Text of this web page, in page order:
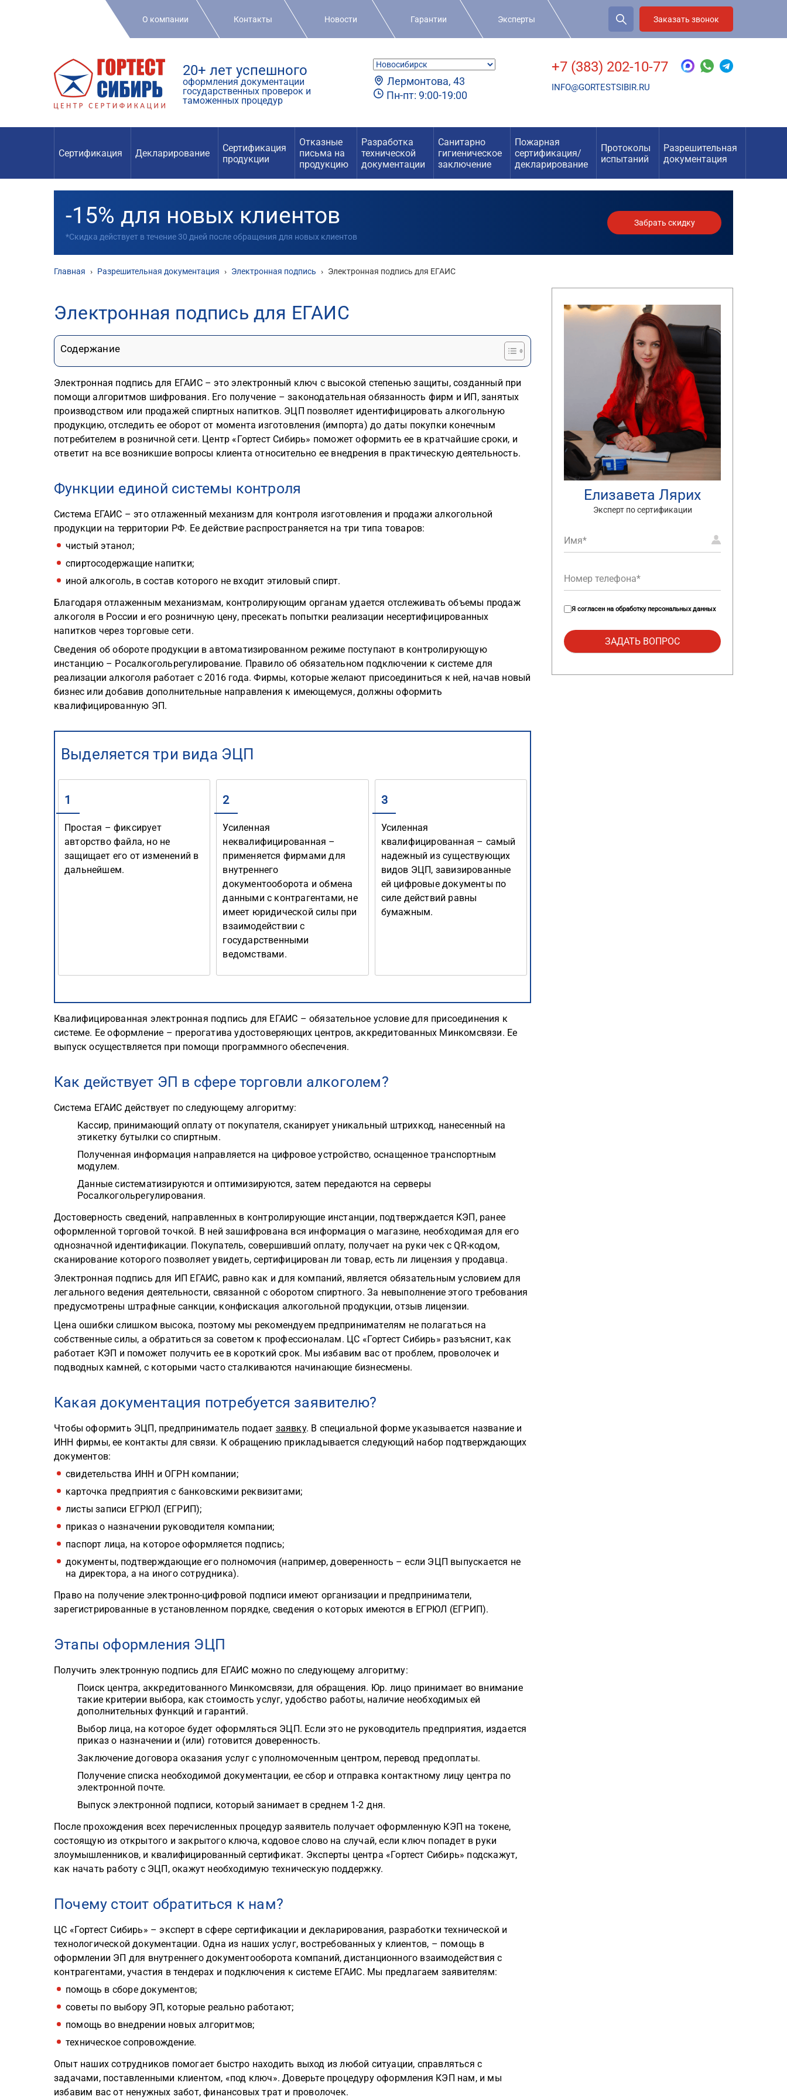
О компании Контакты Новости Гарантии Эксперты Заказать звонок
20+ лет успешного
оформления документации
государственных проверок и
таможенных процедур
Лермонтова, 43
Пн-пт: 9:00-19:00
+7 (383) 202-10-77
INFO@GORTESTSIBIR.RU
Сертификация Декларирование
Сертификация
продукции
Отказные
письма на
продукцию
Разработка
технической
документации
Санитарно
гигиеническое
заключение
Пожарная
сертификация/
декларирование
Протоколы
испытаний
Разрешительная
документация
-15% для новых клиентов
*Скидка действует в течение 30 дней после обращения для новых клиентов
Забрать скидку
Главная › Разрешительная документация › Электронная подпись › Электронная подпись для ЕГАИС
Электронная подпись для ЕГАИС
Содержание
Электронная подпись для ЕГАИС – это электронный ключ с высокой степенью защиты, созданный при
помощи алгоритмов шифрования. Его получение – законодательная обязанность фирм и ИП, занятых
производством или продажей спиртных напитков. ЭЦП позволяет идентифицировать алкогольную
продукцию, отследить ее оборот от момента изготовления (импорта) до даты покупки конечным
потребителем в розничной сети. Центр «Гортест Сибирь» поможет оформить ее в кратчайшие сроки, и
ответит на все возникшие вопросы клиента относительно ее внедрения в практическую деятельность.
Функции единой системы контроля
Система ЕГАИС – это отлаженный механизм для контроля изготовления и продажи алкогольной
продукции на территории РФ. Ее действие распространяется на три типа товаров:
чистый этанол;
спиртосодержащие напитки;
иной алкоголь, в состав которого не входит этиловый спирт.
Благодаря отлаженным механизмам, контролирующим органам удается отслеживать объемы продаж
алкоголя в России и его розничную цену, пресекать попытки реализации несертифицированных
напитков через торговые сети.
Сведения об обороте продукции в автоматизированном режиме поступают в контролирующую
инстанцию – Росалкогольрегулирование. Правило об обязательном подключении к системе для
реализации алкоголя работает с 2016 года. Фирмы, которые желают присоединиться к ней, начав новый
бизнес или добавив дополнительные направления к имеющемуся, должны оформить
квалифицированную ЭП.
Выделяется три вида ЭЦП
1
Простая – фиксирует
авторство файла, но не
защищает его от изменений в
дальнейшем.
2
Усиленная
неквалифицированная –
применяется фирмами для
внутреннего
документооборота и обмена
данными с контрагентами, не
имеет юридической силы при
взаимодействии с
государственными
ведомствами.
3
Усиленная
квалифицированная – самый
надежный из существующих
видов ЭЦП, завизированные
ей цифровые документы по
силе действий равны
бумажным.
Квалифицированная электронная подпись для ЕГАИС – обязательное условие для присоединения к
системе. Ее оформление – прерогатива удостоверяющих центров, аккредитованных Минкомсвязи. Ее
выпуск осуществляется при помощи программного обеспечения.
Как действует ЭП в сфере торговли алкоголем?
Система ЕГАИС действует по следующему алгоритму:
Кассир, принимающий оплату от покупателя, сканирует уникальный штрихкод, нанесенный на
этикетку бутылки со спиртным.
Полученная информация направляется на цифровое устройство, оснащенное транспортным
модулем.
Данные систематизируются и оптимизируются, затем передаются на серверы
Росалкогольрегулирования.
Достоверность сведений, направленных в контролирующие инстанции, подтверждается КЭП, ранее
оформленной торговой точкой. В ней зашифрована вся информация о магазине, необходимая для его
однозначной идентификации. Покупатель, совершивший оплату, получает на руки чек с QR-кодом,
сканирование которого позволяет увидеть, сертифицирован ли товар, есть ли лицензия у продавца.
Электронная подпись для ИП ЕГАИС, равно как и для компаний, является обязательным условием для
легального ведения деятельности, связанной с оборотом спиртного. За невыполнение этого требования
предусмотрены штрафные санкции, конфискация алкогольной продукции, отзыв лицензии.
Цена ошибки слишком высока, поэтому мы рекомендуем предпринимателям не полагаться на
собственные силы, а обратиться за советом к профессионалам. ЦС «Гортест Сибирь» разъяснит, как
работает КЭП и поможет получить ее в короткий срок. Мы избавим вас от проблем, проволочек и
подводных камней, с которыми часто сталкиваются начинающие бизнесмены.
Какая документация потребуется заявителю?
Чтобы оформить ЭЦП, предприниматель подает заявку. В специальной форме указывается название и
ИНН фирмы, ее контакты для связи. К обращению прикладывается следующий набор подтверждающих
документов:
свидетельства ИНН и ОГРН компании;
карточка предприятия с банковскими реквизитами;
листы записи ЕГРЮЛ (ЕГРИП);
приказ о назначении руководителя компании;
паспорт лица, на которое оформляется подпись;
документы, подтверждающие его полномочия (например, доверенность – если ЭЦП выпускается не
на директора, а на иного сотрудника).
Право на получение электронно-цифровой подписи имеют организации и предприниматели,
зарегистрированные в установленном порядке, сведения о которых имеются в ЕГРЮЛ (ЕГРИП).
Этапы оформления ЭЦП
Получить электронную подпись для ЕГАИС можно по следующему алгоритму:
Поиск центра, аккредитованного Минкомсвязи, для обращения. Юр. лицо принимает во внимание
такие критерии выбора, как стоимость услуг, удобство работы, наличие необходимых ей
дополнительных функций и гарантий.
Выбор лица, на которое будет оформляться ЭЦП. Если это не руководитель предприятия, издается
приказ о назначении и (или) готовится доверенность.
Заключение договора оказания услуг с уполномоченным центром, перевод предоплаты.
Получение списка необходимой документации, ее сбор и отправка контактному лицу центра по
электронной почте.
Выпуск электронной подписи, который занимает в среднем 1-2 дня.
После прохождения всех перечисленных процедур заявитель получает оформленную КЭП на токене,
состоящую из открытого и закрытого ключа, кодовое слово на случай, если ключ попадет в руки
злоумышленников, и квалифицированный сертификат. Эксперты центра «Гортест Сибирь» подскажут,
как начать работу с ЭЦП, окажут необходимую техническую поддержку.
Почему стоит обратиться к нам?
ЦС «Гортест Сибирь» – эксперт в сфере сертификации и декларирования, разработки технической и
технологической документации. Одна из наших услуг, востребованных у клиентов, – помощь в
оформлении ЭП для внутреннего документооборота компаний, дистанционного взаимодействия с
контрагентами, участия в тендерах и подключения к системе ЕГАИС. Мы предлагаем заявителям:
помощь в сборе документов;
советы по выбору ЭП, которые реально работают;
помощь во внедрении новых алгоритмов;
техническое сопровождение.
Опыт наших сотрудников помогает быстро находить выход из любой ситуации, справляться с
задачами, поставленными клиентом, «под ключ». Доверьте процедуру оформления КЭП нам, и мы
избавим вас от ненужных забот, финансовых трат и проволочек.
Елизавета Лярих
Эксперт по сертификации
Я согласен на обработку персональных данных